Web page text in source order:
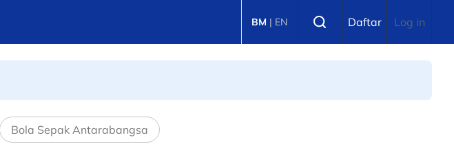
BM | EN Daftar Log in
Bola Sepak Antarabangsa